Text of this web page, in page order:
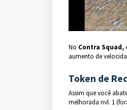
No Contra Squad,
aumento de
Token de
Assim que você
melhorada nvl. 1